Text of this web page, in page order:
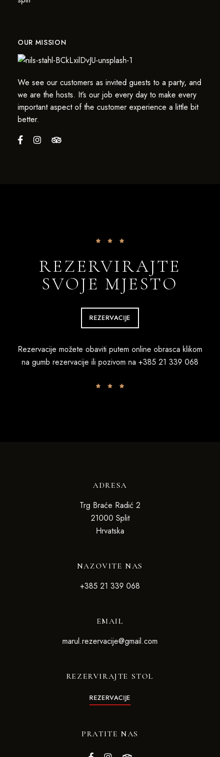
OUR MISSION
We see our customers as invited guests to a party, and
we are the hosts. It’s our job every day to make every
important aspect of the customer experience a little bit
better.
REZERVIRAJTE
SVOJE MJESTO
REZERVACIJE
Rezervacije možete obaviti putem online obrasca klikom
na gumb rezervacije ili pozivom na +385 21 339 068
ADRESA
Trg Braće Radić 2
21000 Split
Hrvatska
NAZOVITE NAS
+385 21 339 068
EMAIL
marul.rezervacije@gmail.com
REZERVIRAJTE STOL
REZERVACIJE
PRATITE NAS